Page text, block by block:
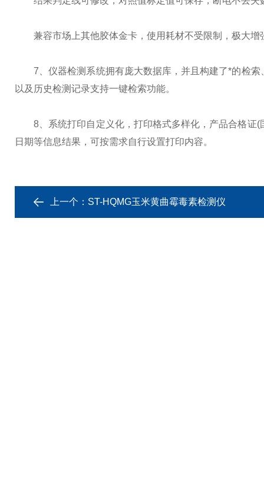
兼容市场上其他胶体金卡，使用耗材不受限制，极大增
7、仪器检测系统拥有庞大数据库，并且构建了*的检索
以及历史检测记录支持一键检索功能。
8、系统打印自定义化，打印格式多样化，产品合格证(
日期等信息结果，可按需求自行设置打印内容。
上一个： ST-HQMG玉米黄曲霉毒素检测仪